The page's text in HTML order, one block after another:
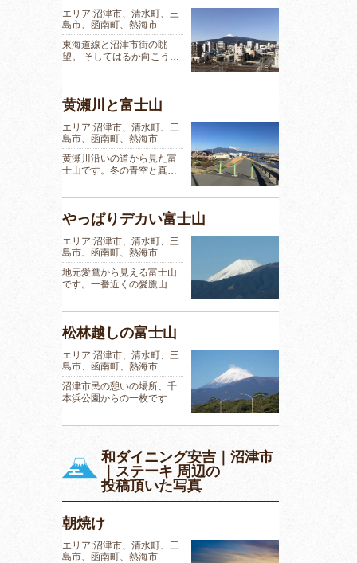
エリア:沼津市、清水町、三
島市、函南町、熱海市
東海道線と沼津市街の眺
望。 そしてはるか向こう…
黄瀬川と富士山
エリア:沼津市、清水町、三
島市、函南町、熱海市
黄瀬川沿いの道から見た富
士山です。冬の青空と真…
やっぱりデカい富士山
エリア:沼津市、清水町、三
島市、函南町、熱海市
地元愛鷹から見える富士山
です。一番近くの愛鷹山…
松林越しの富士山
エリア:沼津市、清水町、三
島市、函南町、熱海市
沼津市民の憩いの場所、千
本浜公園からの一枚です…
和ダイニング安吉｜沼津市
｜ステーキ 周辺の
投稿頂いた写真
朝焼け
エリア:沼津市、清水町、三
島市、函南町、熱海市